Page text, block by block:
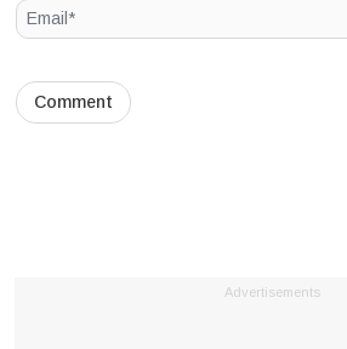
Advertisements